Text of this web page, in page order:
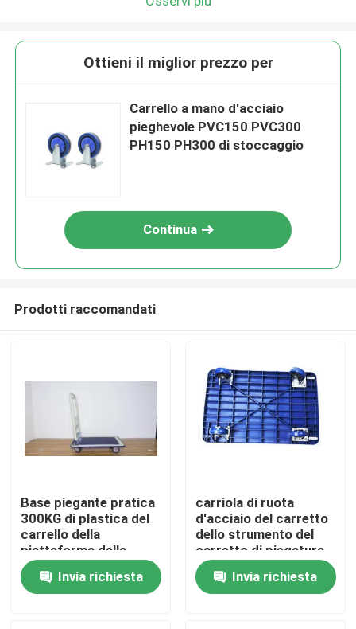
Casa
Prodotti
Ottieni il miglior prezzo per
Carrello a mano d'acciaio
pieghevole PVC150 PVC300
PH150 PH300 di stoccaggio
Continua
Prodotti raccomandati
Base piegante pratica
300KG di plastica del
carrello della
piattaforma della
ruota del carrello 4
della piattaforma
Invia richiesta
carriola di ruota
d'acciaio del carretto
dello strumento del
carretto di piegatura
della piattaforma del
carrello a mano di
150kg 300kg
Invia richiesta